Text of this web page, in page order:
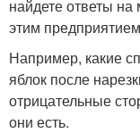
найдете ответы
этим
Например, какие
яблок после
отрицательные
они есть.